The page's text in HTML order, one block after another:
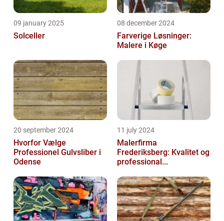
09 january 2025
Solceller
08 december 2024
Farverige Løsninger:
Malere i Køge
20 september 2024
Hvorfor Vælge
Professionel Gulvsliber i
Odense
11 july 2024
Malerfirma
Frederiksberg: Kvalitet og
professional...